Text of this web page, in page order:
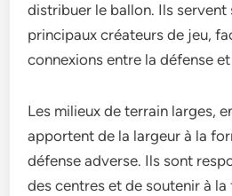
distribuer le ballon. Ils servent
principaux créateurs de jeu,
connexions entre la défense et
Les milieux de terrain larges,
apportent de la largeur à la
défense adverse. Ils sont
des centres et de soutenir à la